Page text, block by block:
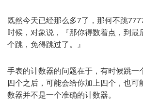
既然今天已经那么多7了，那何不跳
时候，对象说，『那你得数着点，到最
个跳，免得跳过了。』
手表的计数器的问题在于，有时候跳一
四个之后，可能会给你加上四个，也可
数器并不是一个准确的计数器。